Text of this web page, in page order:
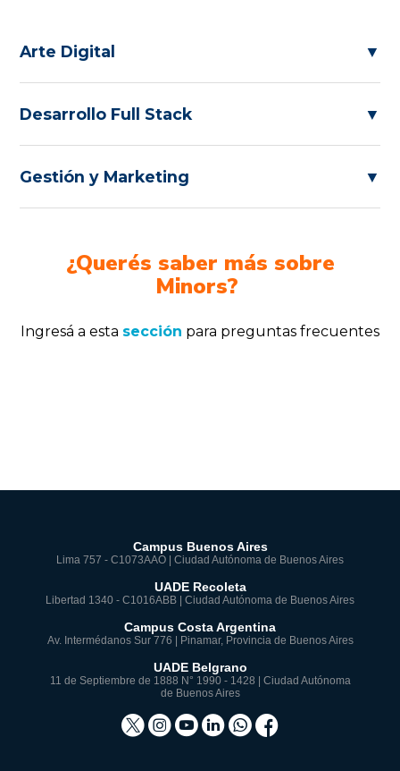
Arte Digital ▼
Desarrollo Full Stack ▼
Gestión y Marketing ▼
¿Querés saber más sobre
Minors?
Ingresá a esta sección para preguntas frecuentes
Campus Buenos Aires
Lima 757 - C1073AAO | Ciudad Autónoma de Buenos Aires
UADE Recoleta
Libertad 1340 - C1016ABB | Ciudad Autónoma de Buenos Aires
Campus Costa Argentina
Av. Intermédanos Sur 776 | Pinamar, Provincia de Buenos Aires
UADE Belgrano
11 de Septiembre de 1888 N° 1990 - 1428 | Ciudad Autónoma
de Buenos Aires